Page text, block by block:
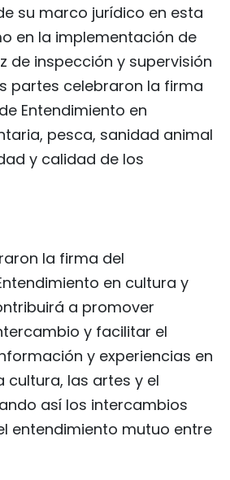
su marco jurídico en esta
en la implementación de
de inspección y supervisión
partes celebraron la firma
Entendimiento en
pesca, sanidad animal
y calidad de los
la firma del
en cultura y
a promover
y facilitar el
y experiencias en
cultura, las artes y el
así los intercambios
entendimiento mutuo entre